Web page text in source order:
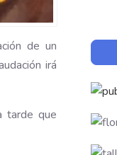
de un
irá
tarde que